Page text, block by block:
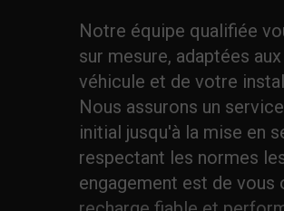
Notre équipe qualifiée
sur mesure, adaptées
véhicule et de votre
Nous assurons un
initial jusqu'à la mise en
respectant les normes
engagement est de vous